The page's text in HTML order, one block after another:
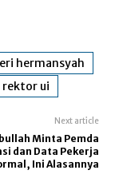
hermansyah
rektor ui
Next article
Minta Pemda
dan Data Pekerja
Ini Alasannya